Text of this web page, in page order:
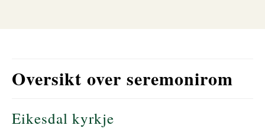
Oversikt over seremonirom
Eikesdal kyrkje